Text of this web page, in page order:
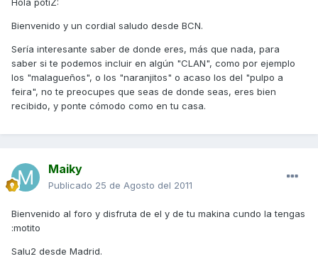
Bienvenido y un cordial saludo desde BCN.
Sería interesante saber de donde eres, más que nada, para
saber si te podemos incluir en algún "CLAN", como por ejemplo
los "malagueños", o los "naranjitos" o acaso los del "pulpo a
feira", no te preocupes que seas de donde seas, eres bien
recibido, y ponte cómodo como en tu casa.
Maiky
Publicado 25 de Agosto del 2011
Bienvenido al foro y disfruta de el y de tu makina cundo la tengas
:motito
Salu2 desde Madrid.